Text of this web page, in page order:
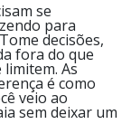
se
para
decisões,
fora do que
As
é como
veio ao
sem deixar um